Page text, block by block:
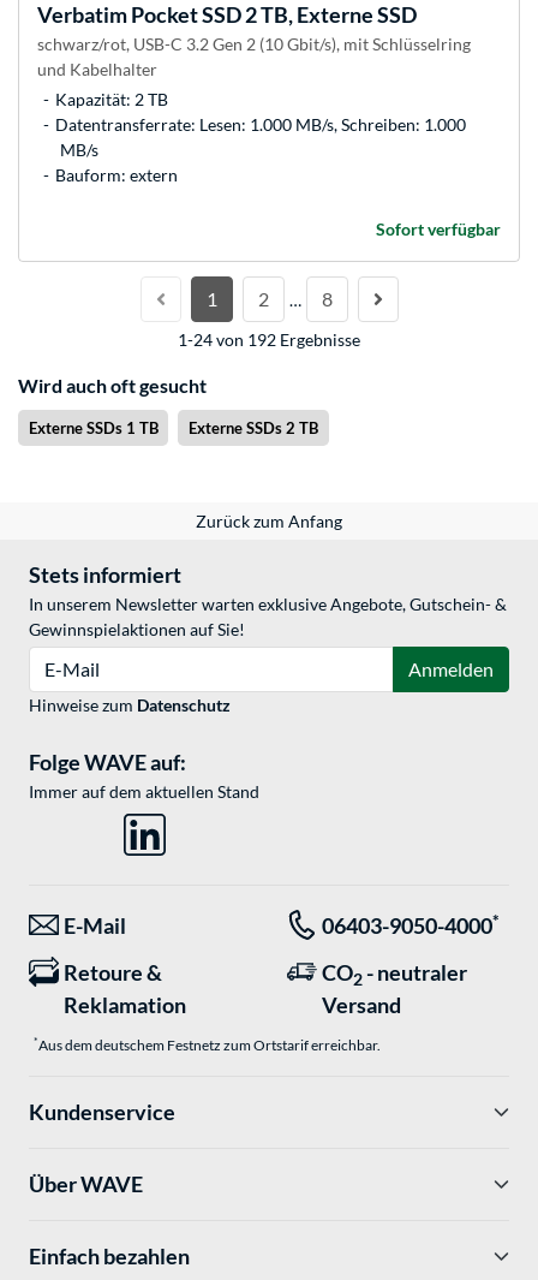
VerbatimPocket SSD 2 TB, Externe SSD
schwarz/rot, USB-C 3.2 Gen 2 (10 Gbit/s), mit Schlüsselring
und Kabelhalter
Kapazität: 2 TB
Datentransferrate: Lesen: 1.000 MB/s, Schreiben: 1.000
MB/s
Bauform: extern
Sofort verfügbar
1 2 … 8
1-24 von 192 Ergebnisse
Wird auch oft gesucht
Externe SSDs 1 TB Externe SSDs 2 TB
Zurück zum Anfang
Stets informiert
In unserem Newsletter warten exklusive Angebote, Gutschein- &
Gewinnspielaktionen auf Sie!
Anmelden
Hinweise zum Datenschutz
Folge WAVE auf:
Immer auf dem aktuellen Stand
E-Mail 06403-9050-4000*
Retoure &
Reklamation
CO2 - neutraler
Versand
*Aus dem deutschem Festnetz zum Ortstarif erreichbar.
Kundenservice
Über WAVE
Einfach bezahlen